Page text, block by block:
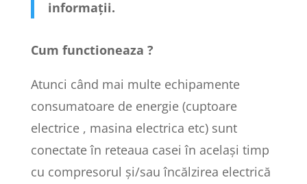
informații.
Cum functioneaza ?
Atunci când mai multe echipamente
consumatoare de energie (cuptoare
electrice , masina electrica etc) sunt
conectate în reteaua casei în același timp
cu compresorul și/sau încălzirea electrică